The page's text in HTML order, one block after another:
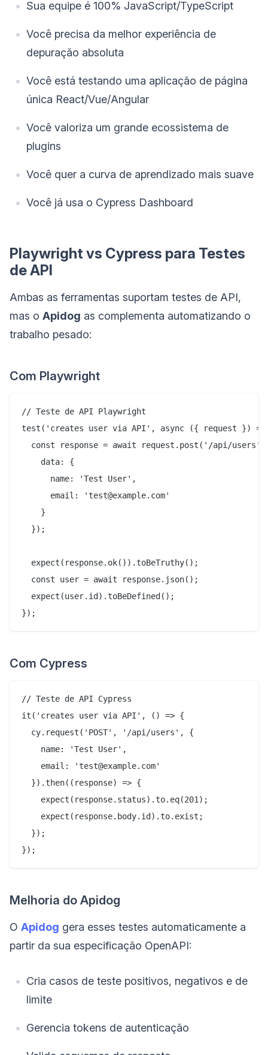
Sua equipe é 100% JavaScript/TypeScript
Você precisa da melhor experiência de
depuração absoluta
Você está testando uma aplicação de página
única React/Vue/Angular
Você valoriza um grande ecossistema de
plugins
Você quer a curva de aprendizado mais suave
Você já usa o Cypress Dashboard
Playwright vs Cypress para Testes
de API
Ambas as ferramentas suportam testes de API,
mas o Apidog as complementa automatizando o
trabalho pesado:
Com Playwright
// Teste de API Playwright
test('creates user via API', async ({ request })
const response = await request.post('/api/users',
    data: {
      name: 'Test User',
      email: 'test@example.com'
    }
  });
  expect(response.ok()).toBeTruthy();
  const user = await response.json();
  expect(user.id).toBeDefined();
Com Cypress
// Teste de API Cypress
it('creates user via API', () => {
  cy.request('POST', '/api/users', {
    name: 'Test User',
    email: 'test@example.com'
  }).then((response) => {
    expect(response.status).to.eq(201);
    expect(response.body.id).to.exist;
  });
Melhoria do Apidog
O Apidog gera esses testes automaticamente a
partir da sua especificação OpenAPI:
Cria casos de teste positivos, negativos e de
limite
Gerencia tokens de autenticação